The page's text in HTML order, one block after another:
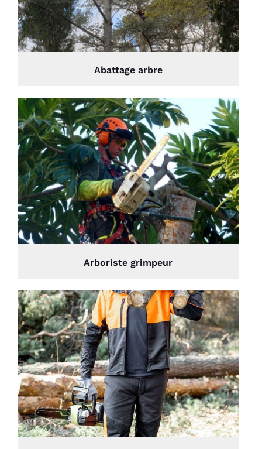
Abattage arbre
Arboriste grimpeur